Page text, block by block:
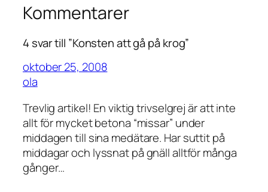
Kommentarer
4 svar till ”Konsten att gå på krog”
oktober 25, 2008
ola
Trevlig artikel! En viktig trivselgrej är att inte
allt för mycket betona “missar” under
middagen till sina medätare. Har suttit på
middagar och lyssnat på gnäll alltför många
gånger…